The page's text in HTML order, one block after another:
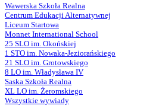
Wawerska Szkoła Realna
Centrum Edukacji Alternatywnej
Liceum Startowa
Monnet International School
25 SLO im. Okońskiej
1 STO im. Nowaka-Jeziorańskiego
21 SLO im. Grotowskiego
8 LO im. Władysława IV
Saska Szkoła Realna
XL LO im. Żeromskiego
Wszystkie wywiady